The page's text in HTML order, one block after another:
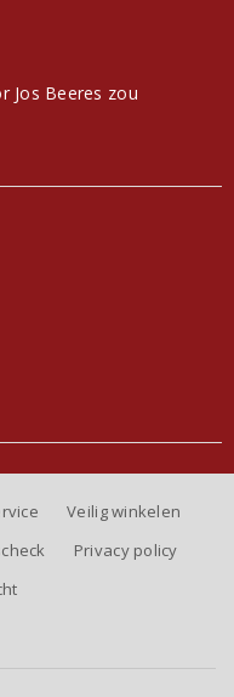
Jos Beeres zou
Veilig winkelen
Privacy policy